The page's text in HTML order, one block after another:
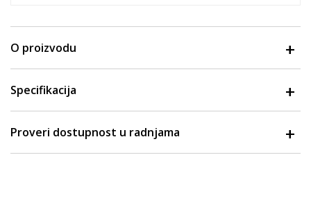
O proizvodu
Specifikacija
Proveri dostupnost u radnjama